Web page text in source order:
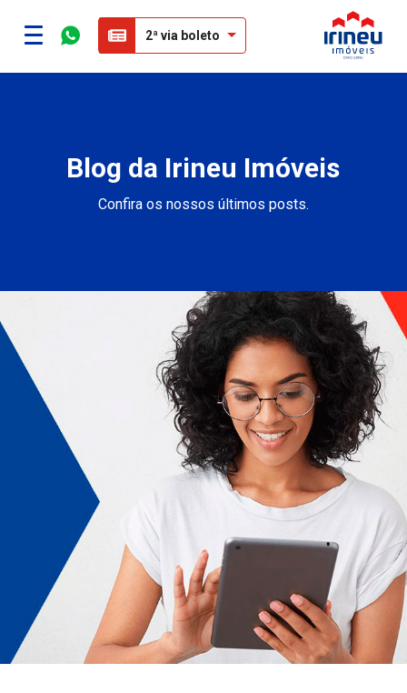
2ª via boleto
Blog da Irineu Imóveis
Confira os nossos últimos posts.